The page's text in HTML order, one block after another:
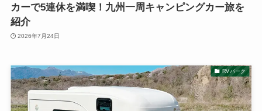
カーで5連休を満喫！九州一周キャンピングカー旅を
紹介
2026年7月24日
RVパーク